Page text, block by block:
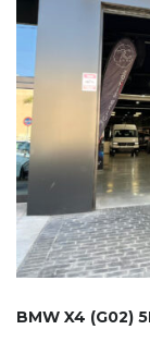
BMW X4 (G02)